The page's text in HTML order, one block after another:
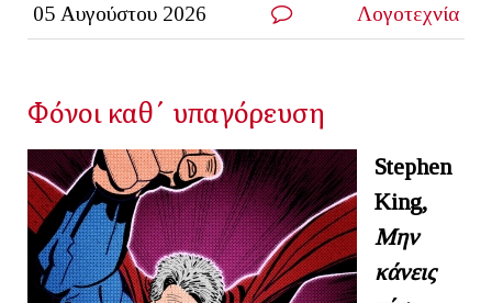
05 Αυγούστου 2026 Λογοτεχνία
Φόνοι καθ΄ υπαγόρευση
Stephen
King,
Μην
κάνεις